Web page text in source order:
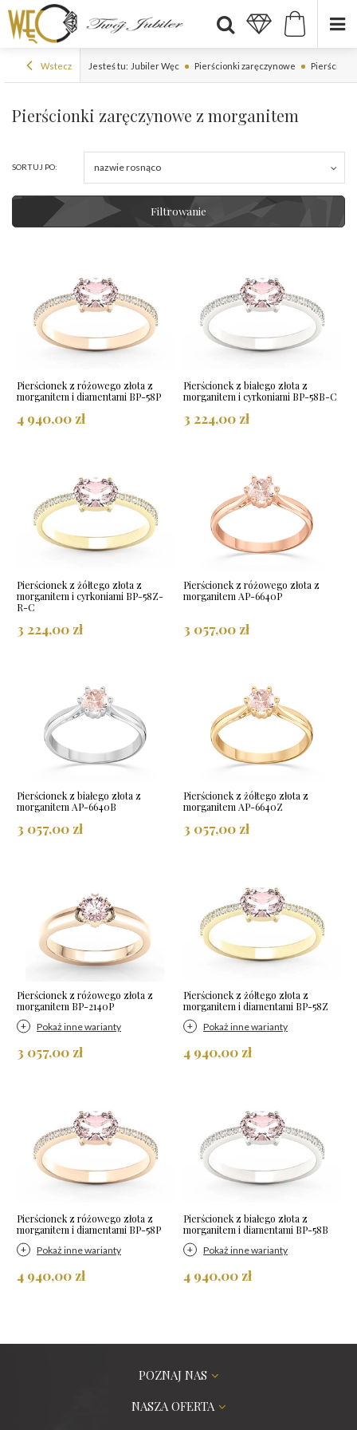
Wstecz Jesteś tu: Jubiler Węc Pierścionki zaręczynowe
Pierścionki zaręczynowe z morganitem
SORTUJ PO: nazwie rosnąco
Filtrowanie
Pierścionek z różowego złota z
morganitem i diamentami BP-58P
4 940,00 zł
Pierścionek z białego złota z
morganitem i cyrkoniami BP-58B-C
3 224,00 zł
Pierścionek z żółtego złota z
morganitem i cyrkoniami BP-58Z-
R-C
3 224,00 zł
Pierścionek z różowego złota z
morganitem AP-6640P
3 057,00 zł
Pierścionek z białego złota z
morganitem AP-6640B
3 057,00 zł
Pierścionek z żółtego złota z
morganitem AP-6640Z
3 057,00 zł
Pierścionek z różowego złota z
morganitem BP-2140P
Pokaż inne warianty
3 057,00 zł
Pierścionek z żółtego złota z
morganitem i diamentami BP-58Z
Pokaż inne warianty
4 940,00 zł
Pierścionek z różowego złota z
morganitem i diamentami BP-58P
Pokaż inne warianty
4 940,00 zł
Pierścionek z białego złota z
morganitem i diamentami BP-58B
Pokaż inne warianty
4 940,00 zł
POZNAJ NAS
NASZA OFERTA